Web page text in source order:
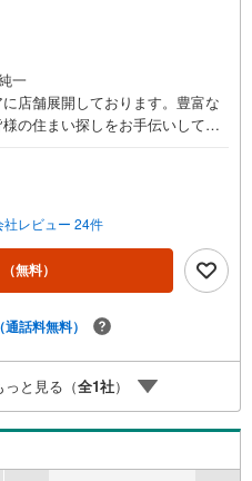
一
店舗展開しております。豊富な
の住まい探しをお手伝いしてお
19:00 火曜・水曜（祝日の場
資料請求」「内覧」のお問い合
ムーズにご対応が可能です。ス
せをお待ちしております。【住
無理のない住宅ローンの試算やご
の概算も行っております。しっか
客様第一主義をモット-にお引越
住宅情報館にお越し頂けたら、
、お住まいの疑問、不安、お家
ただけます。お客様の要望をお
力でサポートさせて頂きます。
ライフプランのご提案をさせて
社レビュー 24件
（無料）
（通話料無料）
と見る（全1社）